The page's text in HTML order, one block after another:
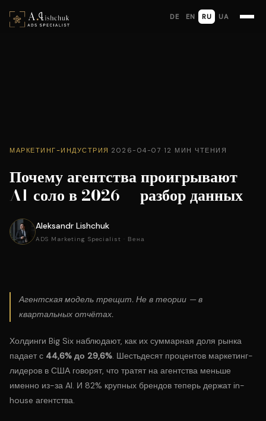
DE EN RU UA
МАРКЕТИНГ-ИНДУСТРИЯ 2026-04-07 12 МИН ЧТЕНИЯ
Почему агентства проигрывают
AI-соло в 2026 — разбор данных
Aleksandr Lishchuk
ADS Marketing Specialist · Вена
Агентская модель трещит. Не в теории — в
квартальных отчётах.
Холдинги Big Six наблюдают, как их суммарная доля рынка
падает с 44,6% до 29,6%. Шестьдесят процентов маркетинг-
лидеров в США говорят, что тратят на агентства меньше
именно из-за AI. И 82% крупных брендов теперь держат in-
house агентства.